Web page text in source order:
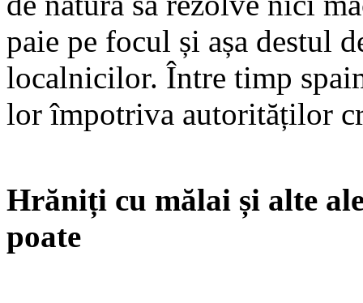
paie pe focul și așa destul
localnicilor. Între timp
lor împotriva autorităților
Hrăniți cu mălai și alte
poate